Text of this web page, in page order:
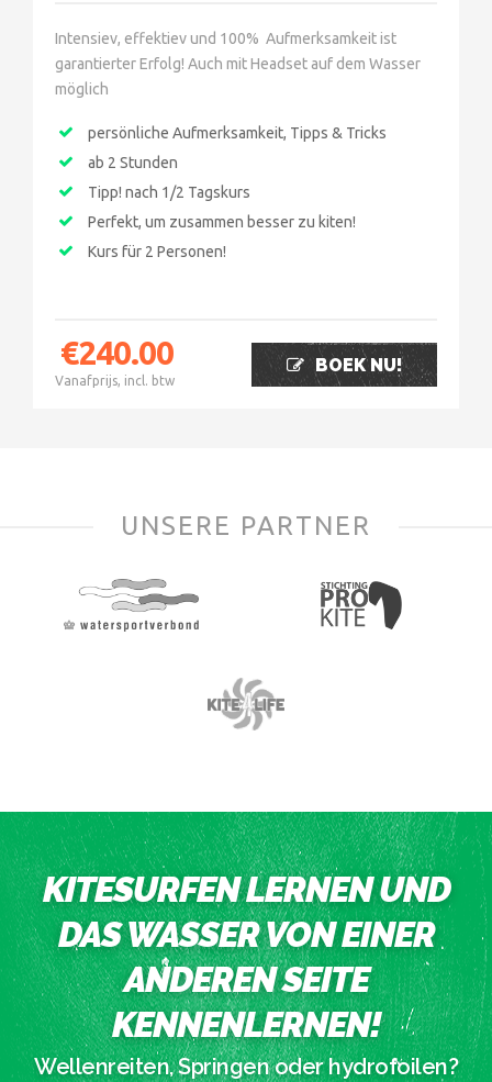
Intensiev, effektiev und 100% Aufmerksamkeit ist
garantierter Erfolg! Auch mit Headset auf dem Wasser
möglich
persönliche Aufmerksamkeit, Tipps & Tricks
ab 2 Stunden
Tipp! nach 1/2 Tagskurs
Perfekt, um zusammen besser zu kiten!
Kurs für 2 Personen!
€240.00
Vanafprijs, incl. btw
BOEK NU!
UNSERE PARTNER
KITESURFEN LERNEN UND
DAS WASSER VON EINER
ANDEREN SEITE
KENNENLERNEN!
Wellenreiten, Springen oder hydrofoilen?